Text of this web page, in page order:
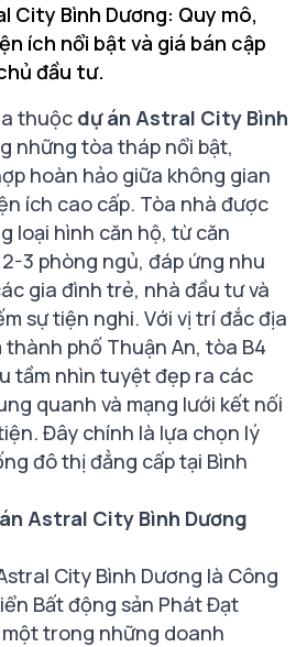
City Bình Dương: Quy mô,
ích nổi bật và giá bán cập
đầu tư.
thuộc dự án Astral City Bình
những tòa tháp nổi bật,
hoàn hảo giữa không gian
ích cao cấp. Tòa nhà được
loại hình căn hộ, từ căn
3 phòng ngủ, đáp ứng nhu
gia đình trẻ, nhà đầu tư và
sự tiện nghi. Với vị trí đắc địa
phố Thuận An, tòa B4
tầm nhìn tuyệt đẹp ra các
quanh và mạng lưới kết nối
Đây chính là lựa chọn lý
đô thị đẳng cấp tại Bình
Astral City Bình Dương
City Bình Dương là Công
Bất động sản Phát Đạt
trong những doanh